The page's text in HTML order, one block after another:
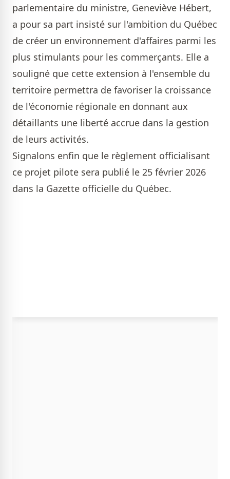
parlementaire du ministre, Geneviève Hébert,
a pour sa part insisté sur l'ambition du Québec
de créer un environnement d'affaires parmi les
plus stimulants pour les commerçants. Elle a
souligné que cette extension à l'ensemble du
territoire permettra de favoriser la croissance
de l'économie régionale en donnant aux
détaillants une liberté accrue dans la gestion
de leurs activités.
Signalons enfin que le règlement officialisant
ce projet pilote sera publié le 25 février 2026
dans la Gazette officielle du Québec.